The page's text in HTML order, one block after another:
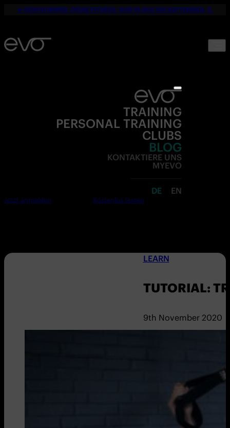
☀️ DEIN SOMMER. DEINE FITNESS. NUR 19,90€ BIS SEPTEMBER. 💪
TRAINING
PERSONAL TRAINING
CLUBS
BLOG
KONTAKTIERE UNS
MYEVO
DE EN
Jetzt anmelden Kostenlos testen
LEARN
TUTORIAL:
9th November 2020